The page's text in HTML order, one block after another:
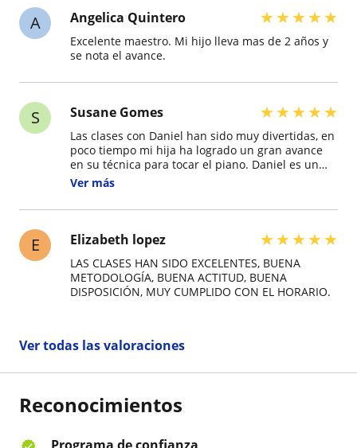
A Angelica Quintero ★★★★★
Excelente maestro. Mi hijo lleva mas de 2 años y
se nota el avance.
S Susane Gomes ★★★★★
Las clases con Daniel han sido muy divertidas, en
poco tiempo mi hija ha logrado un gran avance
en su técnica para tocar el piano. Daniel es un
profesor muy paciente y con un gran
disfrute y crezca su ansia de aprender. Muchas
incentivarla. Sus clases ha sido muy productivas
y gratificante. Excelente profesor
Ver más
E Elizabeth lopez ★★★★★
LAS CLASES HAN SIDO EXCELENTES, BUENA
METODOLOGÍA, BUENA ACTITUD, BUENA
DISPOSICIÓN, MUY CUMPLIDO CON EL HORARIO.
Ver todas las valoraciones
Reconocimientos